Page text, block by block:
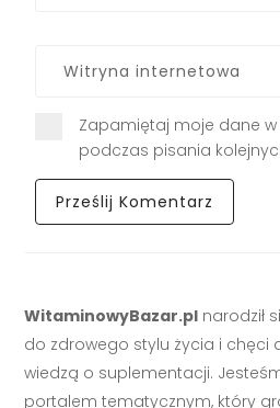
Zapamiętaj moje dane
podczas pisania
WitaminowyBazar.pl narodził
do zdrowego stylu życia i chęci
wiedzą o suplementacji.
portalem tematycznym, który